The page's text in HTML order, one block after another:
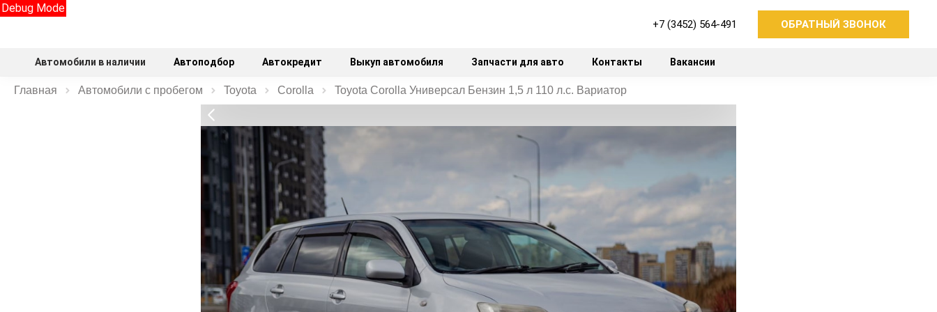
Debug Mode
+7 (3452) 564-491 ОБРАТНЫЙ ЗВОНОК
Автомобили в наличии Автоподбор Автокредит Выкуп автомобиля Запчасти для авто Контакты Вакансии
Главная Автомобили с пробегом Toyota Corolla Toyota Corolla Универсал Бензин 1,5 л 110 л.с. Вариатор